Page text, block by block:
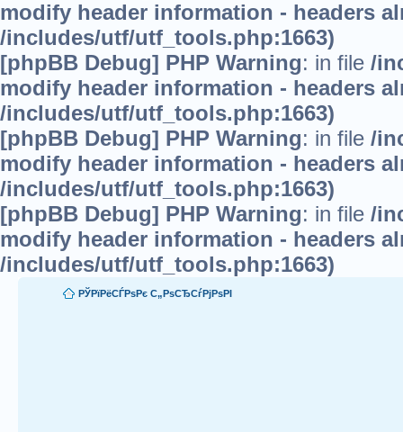
modify header information - headers
/includes/utf/utf_tools.php:1663)
[phpBB Debug] PHP Warning: in file /
modify header information - headers
/includes/utf/utf_tools.php:1663)
[phpBB Debug] PHP Warning: in file /
modify header information - headers
/includes/utf/utf_tools.php:1663)
[phpBB Debug] PHP Warning: in file /
modify header information - headers
/includes/utf/utf_tools.php:1663)
РЎРїРёСЃРѕРє С„РѕСЂСѓРјРѕРІ